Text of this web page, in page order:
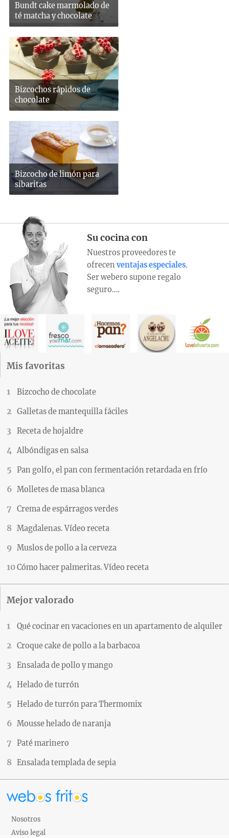
Bundt cake marmolado de
té matcha y chocolate
Bizcochos rápidos de
chocolate
Bizcocho de limón para
sibaritas
Su cocina con
Nuestros proveedores te
ofrecen ventajas especiales.
Ser webero supone regalo
seguro….
Mis favoritas
Bizcocho de chocolate
Galletas de mantequilla fáciles
Receta de hojaldre
Albóndigas en salsa
Pan golfo, el pan con fermentación retardada en frío
Molletes de masa blanca
Crema de espárragos verdes
Magdalenas. Vídeo receta
Muslos de pollo a la cerveza
Cómo hacer palmeritas. Vídeo receta
Mejor valorado
Qué cocinar en vacaciones en un apartamento de alquiler
Croque cake de pollo a la barbacoa
Ensalada de pollo y mango
Helado de turrón
Helado de turrón para Thermomix
Mousse helado de naranja
Paté marinero
Ensalada templada de sepia
Nosotros
Aviso legal